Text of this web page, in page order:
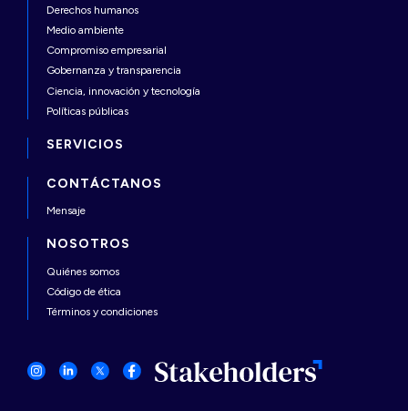
Derechos humanos
Medio ambiente
Compromiso empresarial
Gobernanza y transparencia
Ciencia, innovación y tecnología
Políticas públicas
SERVICIOS
CONTÁCTANOS
Mensaje
NOSOTROS
Quiénes somos
Código de ética
Términos y condiciones